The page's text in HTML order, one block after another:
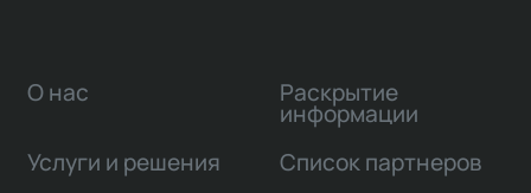
О нас
Услуги и решения
Раскрытие
информации
Список партнеров